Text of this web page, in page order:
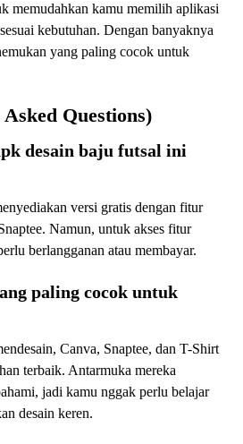
memudahkan kamu memilih aplikasi
kebutuhan. Dengan banyaknya
yang paling cocok untuk
Questions)
desain baju futsal ini
versi gratis dengan fitur
Namun, untuk akses fitur
berlangganan atau membayar.
paling cocok untuk
Canva, Snaptee, dan T-Shirt
terbaik. Antarmuka mereka
jadi kamu nggak perlu belajar
desain keren.